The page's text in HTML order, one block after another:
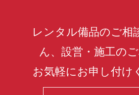
レンタル備品のご相
ん、設営・施工の
お気軽にお申し付け